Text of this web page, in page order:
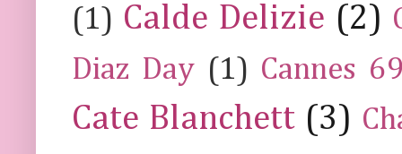
(1) Calde Delizie (2)
Diaz Day (1) Cannes
Cate Blanchett (3)